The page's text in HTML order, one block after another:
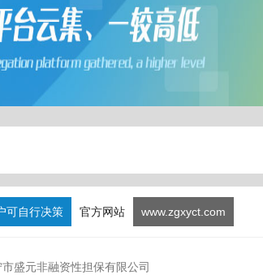
可自行决策 官方网站 www.zgxyct.com
盛元非融资性担保有限公司